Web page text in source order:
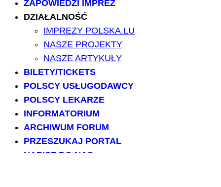
ZAPOWIEDZI IMPREZ
DZIAŁALNOŚĆ
IMPREZY POLSKA.LU
NASZE PROJEKTY
NASZE ARTYKUŁY
BILETY/TICKETS
POLSCY USŁUGODAWCY
POLSCY LEKARZE
INFORMATORIUM
ARCHIWUM FORUM
PRZESZUKAJ PORTAL
NAPISZ DO NAS